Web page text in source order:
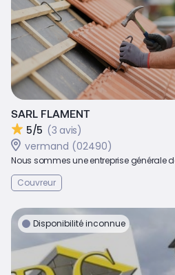
SARL FLAMENT
5/5 (3 avis)
vermand (02490)
Nous sommes une entreprise générale
Couvreur
Disponibilité inconnue